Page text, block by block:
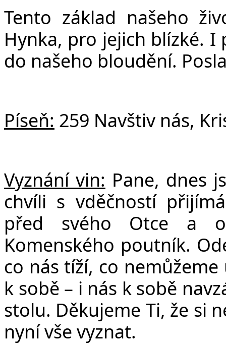
Tento základ našeho
Hynka, pro jejich blízké. I
do našeho bloudění.
Píseň: 259 Navštiv nás,
Vyznání vin: Pane, dnes
chvíli s vděčností
před svého Otce a
Komenského poutník.
co nás tíží, co
k sobě – i nás k sobě
stolu. Děkujeme Ti, že si
nyní vše vyznat.